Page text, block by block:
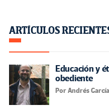
ARTÍCULOS
Educación y
obediente
Por Andrés